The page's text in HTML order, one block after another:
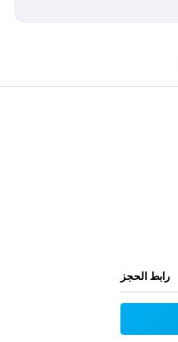
رابط الحجز